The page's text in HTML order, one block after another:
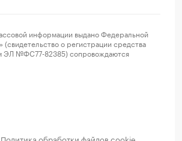
информации выдано Федеральной
о регистрации средства
ЭЛ №ФС77-82385) сопровождаются
Политика обработки файлов cookie